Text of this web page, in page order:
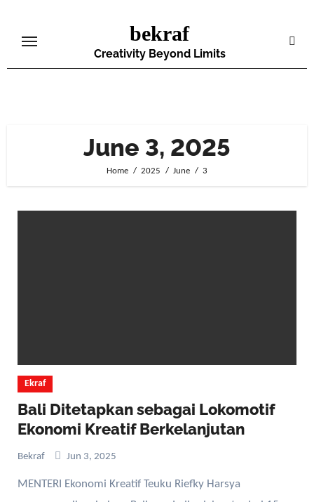
content
bekraf
Creativity Beyond Limits
June 3, 2025
Home 2025 June 3
Ekraf
Bali Ditetapkan sebagai Lokomotif
Ekonomi Kreatif Berkelanjutan
Bekraf Jun 3, 2025
MENTERI Ekonomi Kreatif Teuku Riefky Harsya